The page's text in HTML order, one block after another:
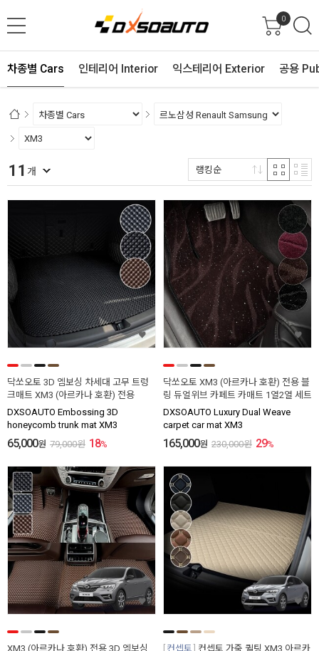
0
차종별 Cars 인테리어 Interior 익스테리어 Exterior 공용
11 개 랭킹순
닥쏘오토 3D 엠보싱 차세대 고무 트렁
크매트 XM3 (아르카나 호환) 전용
DXSOAUTO Embossing 3D
honeycomb trunk mat XM3
65,000원 79,000원 18%
닥쏘오토 XM3 (아르카나 호환) 전용 블
링 듀얼위브 카페트 카매트 1열2열 세트
DXSOAUTO Luxury Dual Weave
carpet car mat XM3
165,000원 230,000원 29%
XM3 (아르카나 호환) 전용 3D 엠보싱
컨셉토
컨셉토 가죽 퀼팅 XM3 아르카